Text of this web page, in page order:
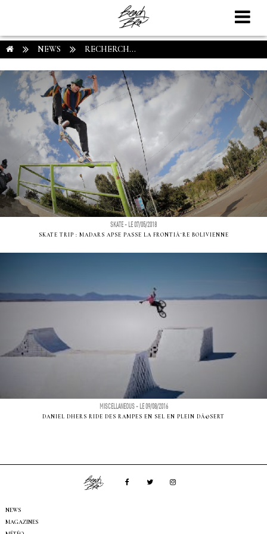
NEWS RECHERCH...
SKATE - LE 07/05/2018
SKATE TRIP : MADARS APSE PASSE LA FRONTIÃ¨RE BOLIVIENNE
MISCELLANEOUS - LE 09/08/2016
DANIEL DHERS RIDE DES RAMPES EN SEL EN PLEIN DÃ©SERT
NEWS
MAGAZINES